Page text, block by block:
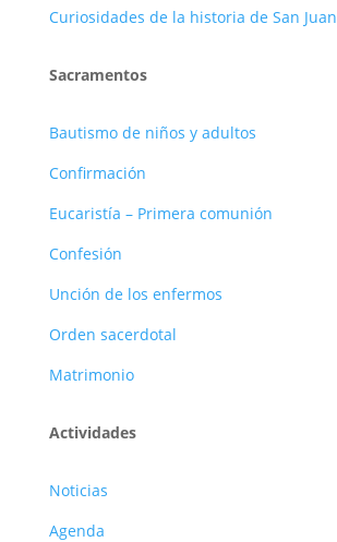
Curiosidades de la historia de San Juan
Sacramentos
Bautismo de niños y adultos
Confirmación
Eucaristía – Primera comunión
Confesión
Unción de los enfermos
Orden sacerdotal
Matrimonio
Actividades
Noticias
Agenda